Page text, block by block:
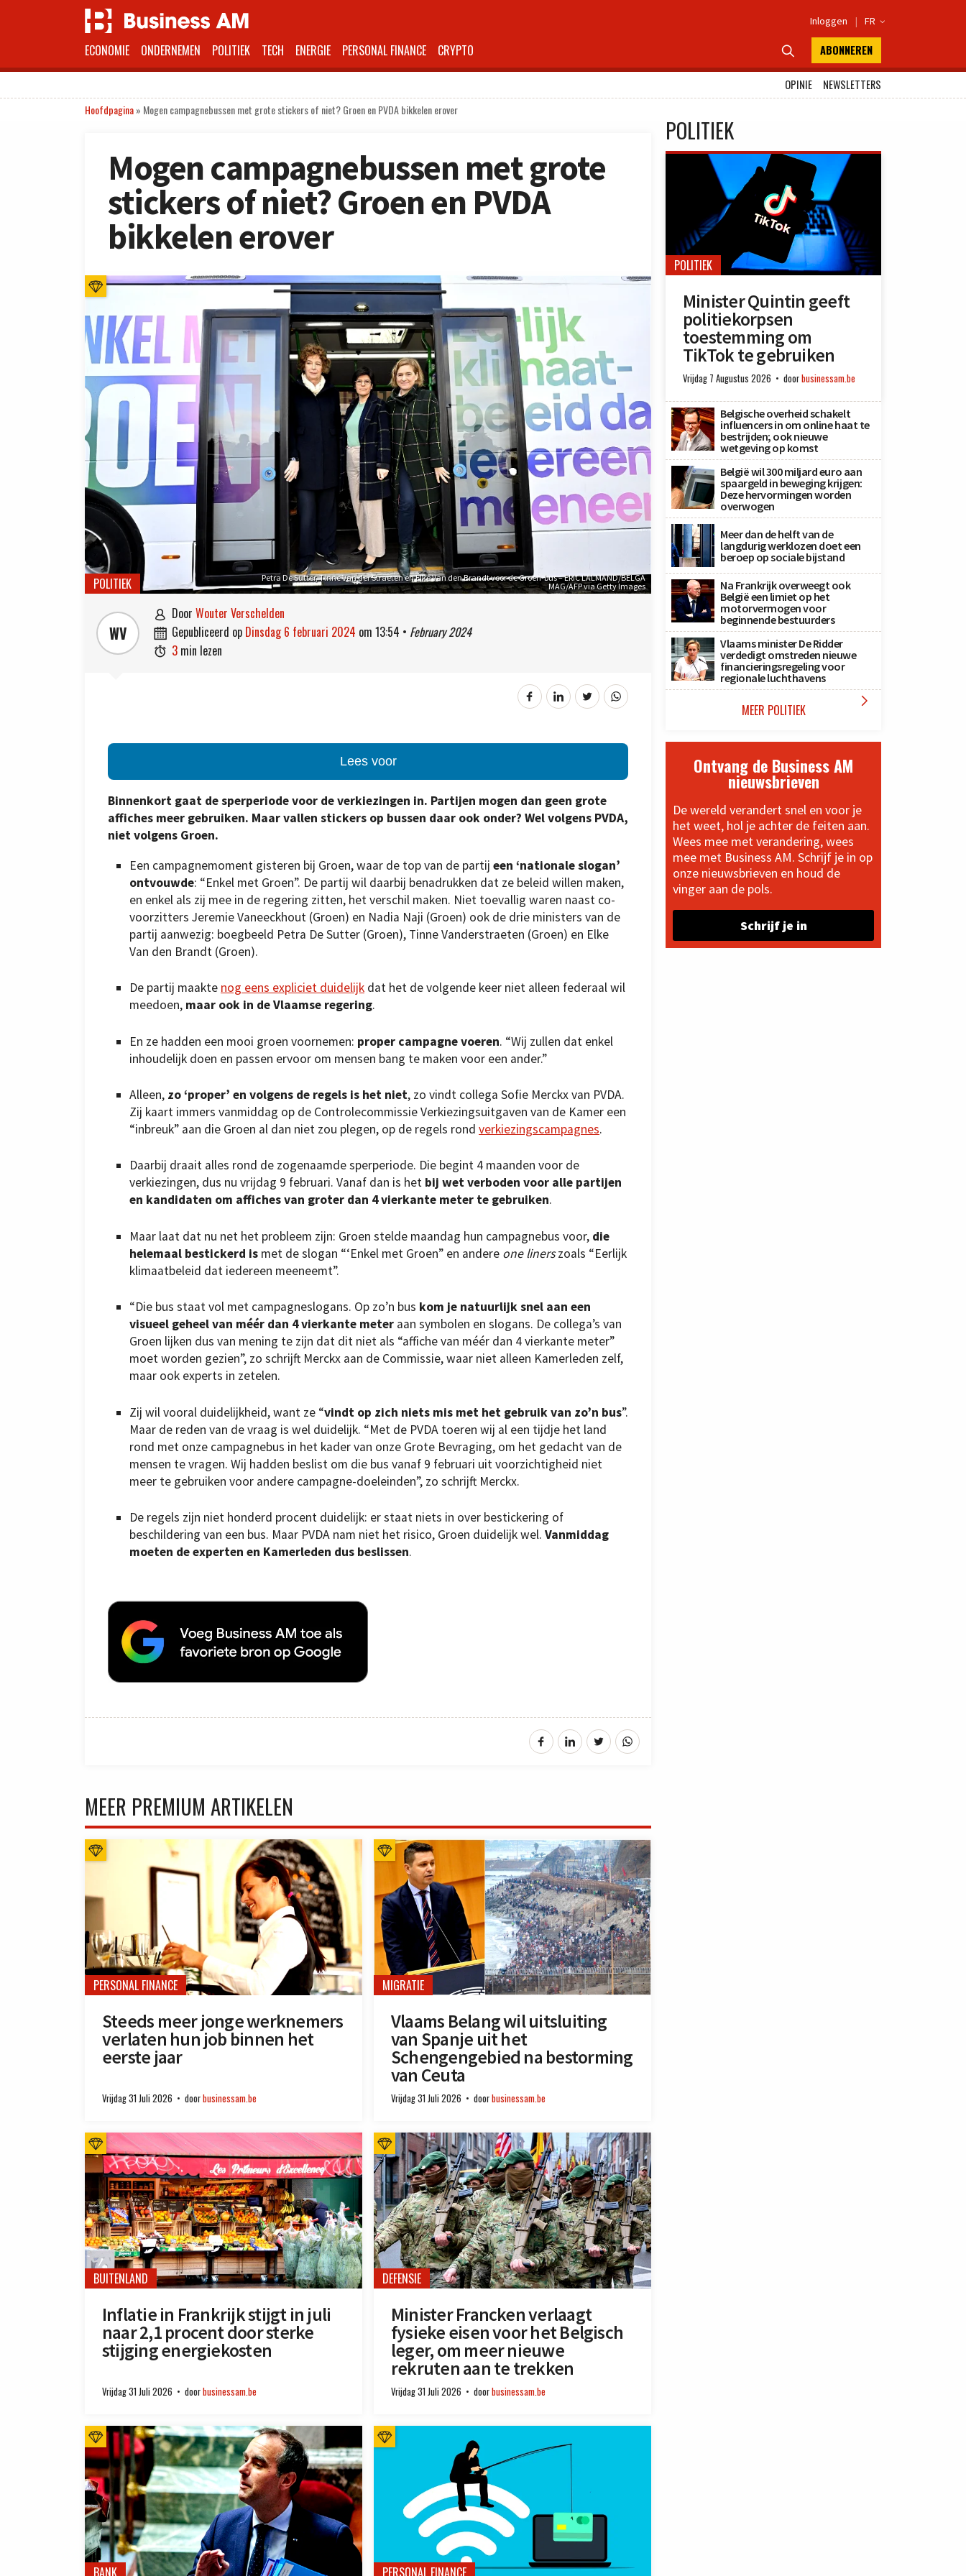
Inloggen | FR 
ECONOMIE ONDERNEMEN POLITIEK TECH ENERGIE PERSONAL FINANCE CRYPTO  ABONNEREN
OPINIE
NEWSLETTERS
Hoofdpagina» Mogen campagnebussen met grote stickers of niet? Groen en PVDA bikkelen erover
Mogen campagnebussen met grote
stickers of niet? Groen en PVDA
bikkelen erover
Petra De Sutter, Tinne Van der Straeten en Elke Van den Brandt voor de Groen-bus – ERIC LALMAND/BELGA
MAG/AFP via Getty Images
POLITIEK
WV
 door Wouter Verschelden
 gepubliceerd op dinsdag 6 februari 2024 om 13:54 • February 2024
 3 min lezen
Lees voor
Binnenkort gaat de sperperiode voor de verkiezingen in. Partijen mogen dan geen grote
affiches meer gebruiken. Maar vallen stickers op bussen daar ook onder? Wel volgens PVDA,
niet volgens Groen.
Een campagnemoment gisteren bij Groen, waar de top van de partij een ‘nationale slogan’
ontvouwde: “Enkel met Groen”. De partij wil daarbij benadrukken dat ze beleid willen maken,
en enkel als zij mee in de regering zitten, het verschil maken. Niet toevallig waren naast co-
voorzitters Jeremie Vaneeckhout (Groen) en Nadia Naji (Groen) ook de drie ministers van de
partij aanwezig: boegbeeld Petra De Sutter (Groen), Tinne Vanderstraeten (Groen) en Elke
Van den Brandt (Groen).
De partij maakte nog eens expliciet duidelijk dat het de volgende keer niet alleen federaal wil
meedoen, maar ook in de Vlaamse regering.
En ze hadden een mooi groen voornemen: proper campagne voeren. “Wij zullen dat enkel
inhoudelijk doen en passen ervoor om mensen bang te maken voor een ander.”
Alleen, zo ‘proper’ en volgens de regels is het niet, zo vindt collega Sofie Merckx van PVDA.
Zij kaart immers vanmiddag op de Controlecommissie Verkiezingsuitgaven van de Kamer een
“inbreuk” aan die Groen al dan niet zou plegen, op de regels rond verkiezingscampagnes.
Daarbij draait alles rond de zogenaamde sperperiode. Die begint 4 maanden voor de
verkiezingen, dus nu vrijdag 9 februari. Vanaf dan is het bij wet verboden voor alle partijen
en kandidaten om affiches van groter dan 4 vierkante meter te gebruiken.
Maar laat dat nu net het probleem zijn: Groen stelde maandag hun campagnebus voor, die
helemaal bestickerd is met de slogan “‘Enkel met Groen” en andere one linerszoals “Eerlijk
klimaatbeleid dat iedereen meeneemt”.
“Die bus staat vol met campagneslogans. Op zo’n bus kom je natuurlijk snel aan een
visueel geheel van méér dan 4 vierkante meter aan symbolen en slogans. De collega’s van
Groen lijken dus van mening te zijn dat dit niet als “affiche van méér dan 4 vierkante meter”
moet worden gezien”, zo schrijft Merckx aan de Commissie, waar niet alleen Kamerleden zelf,
maar ook experts in zetelen.
Zij wil vooral duidelijkheid, want ze “vindt op zich niets mis met het gebruik van zo’n bus”.
Maar de reden van de vraag is wel duidelijk. “Met de PVDA toeren wij al een tijdje het land
rond met onze campagnebus in het kader van onze Grote Bevraging, om het gedacht van de
mensen te vragen. Wij hadden beslist om die bus vanaf 9 februari uit voorzichtigheid niet
meer te gebruiken voor andere campagne-doeleinden”, zo schrijft Merckx.
De regels zijn niet honderd procent duidelijk: er staat niets in over bestickering of
beschildering van een bus. Maar PVDA nam niet het risico, Groen duidelijk wel. Vanmiddag
moeten de experten en Kamerleden dus beslissen.
MEER PREMIUM ARTIKELEN
PERSONAL FINANCE
Steeds meer jonge werknemers
verlaten hun job binnen het
eerste jaar
Vrijdag 31 Juli 2026 doorbusinessam.be
MIGRATIE
Vlaams Belang wil uitsluiting
van Spanje uit het
Schengengebied na bestorming
van Ceuta
Vrijdag 31 Juli 2026 doorbusinessam.be
BUITENLAND
Inflatie in Frankrijk stijgt in juli
naar 2,1 procent door sterke
stijging energiekosten
Vrijdag 31 Juli 2026 doorbusinessam.be
DEFENSIE
Minister Francken verlaagt
fysieke eisen voor het Belgisch
leger, om meer nieuwe
rekruten aan te trekken
Vrijdag 31 Juli 2026 doorbusinessam.be
BANK PERSONAL FINANCE
POLITIEK
POLITIEK
Minister Quintin geeft
politiekorpsen
toestemming om
TikTok te gebruiken
Vrijdag 7 Augustus 2026 doorbusinessam.be
Belgische overheid schakelt
influencers in om online haat te
bestrijden; ook nieuwe
wetgeving op komst
België wil 300 miljard euro aan
spaargeld in beweging krijgen:
Deze hervormingen worden
overwogen
Meer dan de helft van de
langdurig werklozen doet een
beroep op sociale bijstand
Na Frankrijk overweegt ook
België een limiet op het
motorvermogen voor
beginnende bestuurders
Vlaams minister De Ridder
verdedigt omstreden nieuwe
financieringsregeling voor
regionale luchthavens
MEER POLITIEK 
Ontvang de Business AM
nieuwsbrieven
De wereld verandert snel en voor je
het weet, hol je achter de feiten aan.
Wees mee met verandering, wees
mee met Business AM. Schrijf je in op
onze nieuwsbrieven en houd de
vinger aan de pols.
Schrijf je in